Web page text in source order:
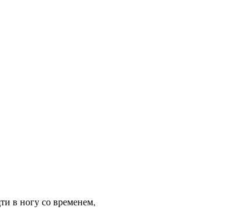
в ногу со временем,